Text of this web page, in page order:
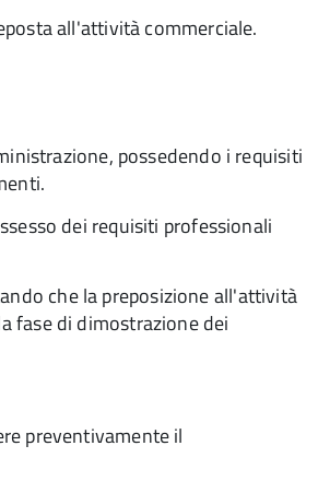
all'attività commerciale.
possedendo i requisiti
dei requisiti professionali
che la preposizione all'attività
fase di dimostrazione dei
preventivamente il